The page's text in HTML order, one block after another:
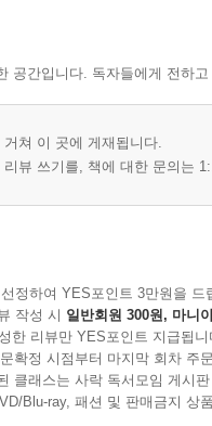
공간입니다. 독자들에게 전하
쳐 이 곳에 게재됩니다.
뷰 쓰기를, 책에 대한 문의는
정하여 YES포인트 3만원을 드
작성 시 일반회원 300원, 마니
한 리뷰만 YES포인트 지급됩니
확정 시점부터 마지막 회차 주
클래스는 사락 독서모임 게시
Blu-ray, 패션 및 판매금지 상